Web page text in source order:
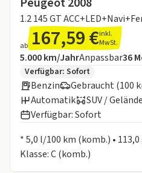
1.2 145 GT
ab 167,59 €inkl.
MwSt.
Angebotsdetails:
Inklusive Laufleistung
5.000 km/JahrAnpassbar36
Zusätzliche
Verfügbar: Sofort
Benzin Gebraucht (100
Automatik
SUV /
Verfügbar: Sofort
* 5,0 l/100 km (komb.) •
Klasse: C (komb.)